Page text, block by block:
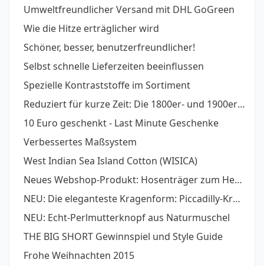
Umweltfreundlicher Versand mit DHL GoGreen
Wie die Hitze erträglicher wird
Schöner, besser, benutzerfreundlicher!
Selbst schnelle Lieferzeiten beeinflussen
Spezielle Kontraststoffe im Sortiment
Reduziert für kurze Zeit: Die 1800er- und 1900er- Stoffserien
10 Euro geschenkt - Last Minute Geschenke
Verbessertes Maßsystem
West Indian Sea Island Cotton (WISICA)
Neues Webshop-Produkt: Hosenträger zum Hemd
NEU: Die eleganteste Kragenform: Piccadilly-Kragen
NEU: Echt-Perlmutterknopf aus Naturmuschel
THE BIG SHORT Gewinnspiel und Style Guide
Frohe Weihnachten 2015